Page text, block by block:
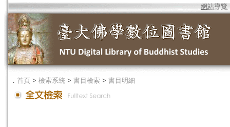
網站導覽
． 首頁 > 檢索系統 > 書目檢索 > 書目明細